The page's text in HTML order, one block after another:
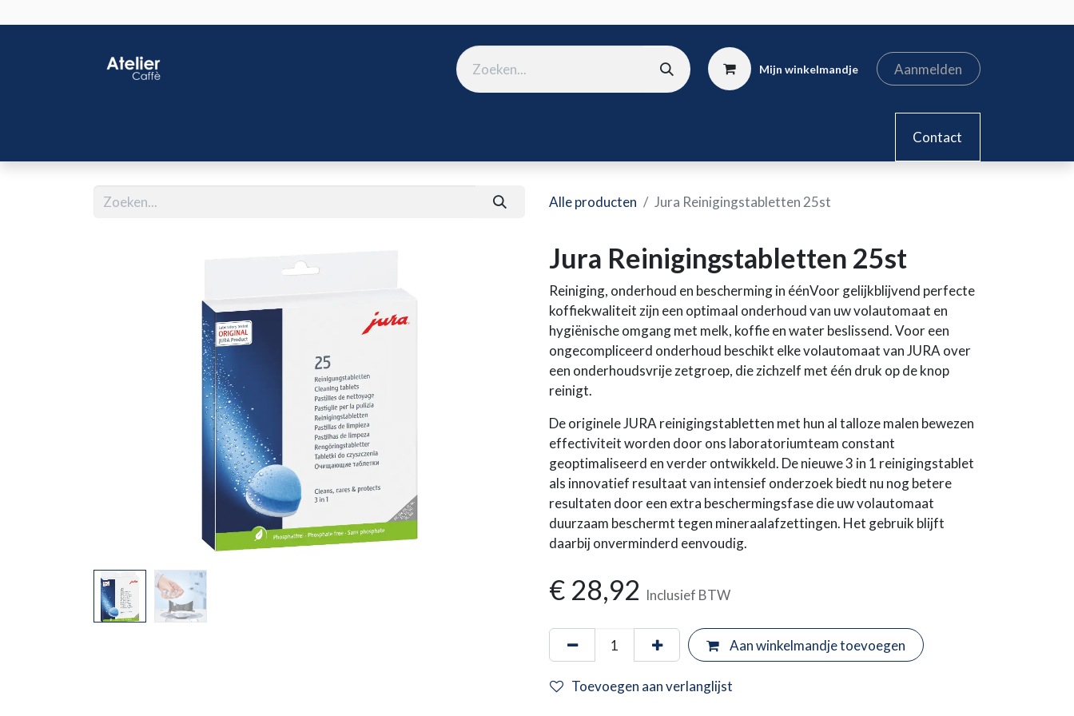
Mijn winkelmandje Aanmelden
Contact
Alle producten Jura Reinigingstabletten 25st
Jura Reinigingstabletten 25st
Reiniging, onderhoud en bescherming in éénVoor gelijkblijvend perfecte
koffiekwaliteit zijn een optimaal onderhoud van uw volautomaat en
hygiënische omgang met melk, koffie en water beslissend. Voor een
ongecompliceerd onderhoud beschikt elke volautomaat van JURA over
een onderhoudsvrije zetgroep, die zichzelf met één druk op de knop
reinigt.
De originele JURA reinigingstabletten met hun al talloze malen bewezen
effectiviteit worden door ons laboratoriumteam constant
geoptimaliseerd en verder ontwikkeld. De nieuwe 3 in 1 reinigingstablet
als innovatief resultaat van intensief onderzoek biedt nu nog betere
resultaten door een extra beschermingsfase die uw volautomaat
duurzaam beschermt tegen mineraalafzettingen. Het gebruik blijft
daarbij onverminderd eenvoudig.
€ 28,92 Inclusief BTW
Aan winkelmandje toevoegen
Toevoegen aan verlanglijst